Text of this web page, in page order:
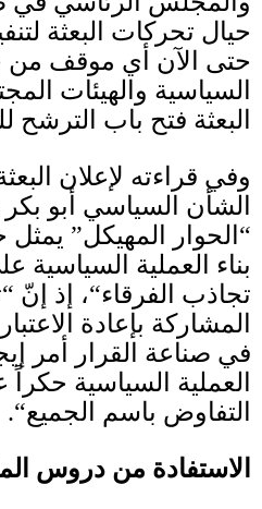
حيال تحركات البعثة
حتى الآن أي موقف من
السياسية والهيئات
البعثة فتح باب الترشح
وفي قراءته لإعلان
الشأن السياسي أبو
“ الحوار المهيكل” يمثل
بناء العملية
تجاذب الفرقاء“، إذ إنّ “
المشاركة بإعادة
في صناعة القرار أمر
العملية السياسية
التفاوض باسم الجميع“.
الاستفادة من دروس